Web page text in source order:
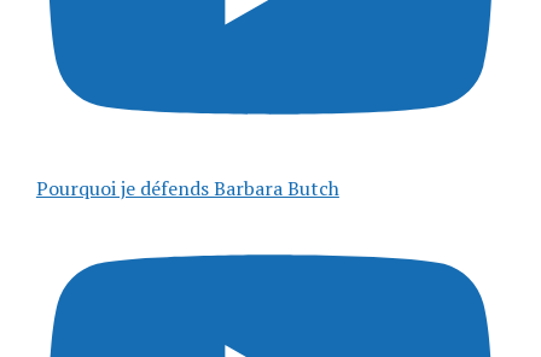
Pourquoi je défends Barbara Butch